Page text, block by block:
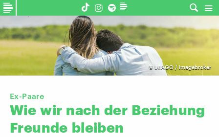
© IMAGO / imagebroker
Ex-Paare
Wie wir nach der Beziehung
Freunde bleiben